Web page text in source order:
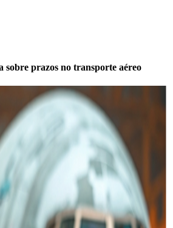
sobre prazos no transporte aéreo